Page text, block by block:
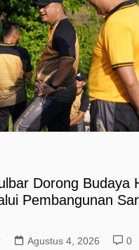
Dorong Budaya
Pembangunan
Agustus 4, 2026 0